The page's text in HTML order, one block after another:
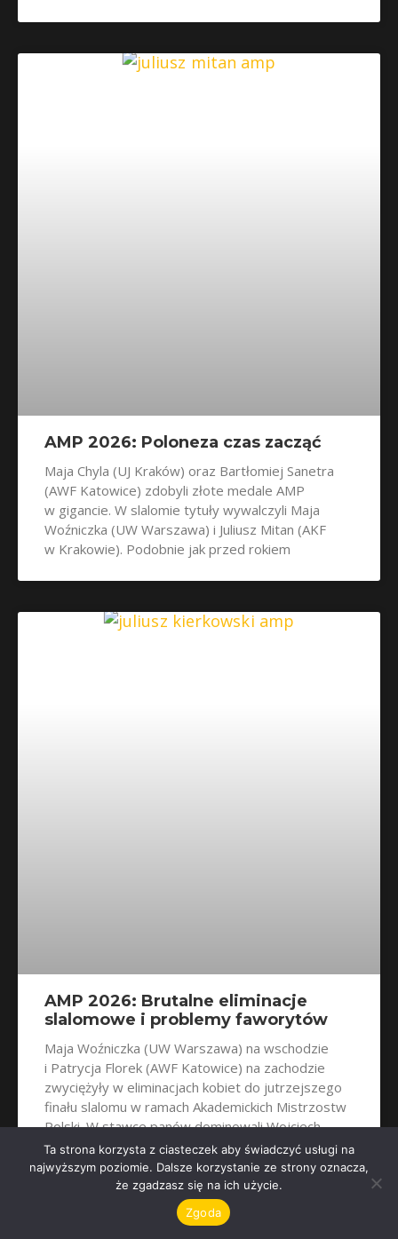
AMP 2026: Poloneza czas zacząć
Maja Chyla (UJ Kraków) oraz Bartłomiej Sanetra
(AWF Katowice) zdobyli złote medale AMP
w gigancie. W slalomie tytuły wywalczyli Maja
Woźniczka (UW Warszawa) i Juliusz Mitan (AKF
w Krakowie). Podobnie jak przed rokiem
AMP 2026: Brutalne eliminacje
slalomowe i problemy faworytów
Maja Woźniczka (UW Warszawa) na wschodzie
i Patrycja Florek (AWF Katowice) na zachodzie
zwyciężyły w eliminacjach kobiet do jutrzejszego
finału slalomu w ramach Akademickich Mistrzostw
Polski. W stawce panów dominowali Wojciech
Gałuszka (AKF
Ta strona korzysta z ciasteczek aby świadczyć usługi na
najwyższym poziomie. Dalsze korzystanie ze strony oznacza,
że zgadzasz się na ich użycie.
Zgoda